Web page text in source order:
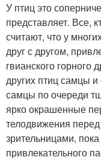
У птиц это
представляет. Все,
считают, что у
друг с другом,
гвианского горного
других птиц самцы
самцы по очереди
ярко окрашенные
телодвижения
зрительницами,
привлекательного